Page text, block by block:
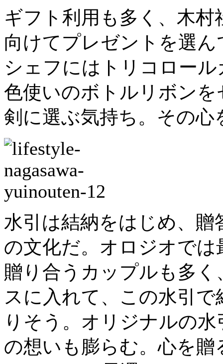
ギフト利用も多く、木
向けてプレゼントを選
シェフにはトリコロー
色使いのボトルリボン
剣に選ぶ気持ち。その
水引は結納をはじめ、
の文化だ。オロジオで
贈り合うカップルも多
スに入れて、この水引
りそう。オリジナルの
の想いも膨らむ。心を